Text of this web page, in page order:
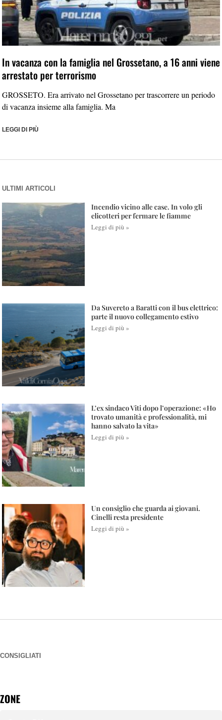
In vacanza con la famiglia nel Grossetano, a 16 anni viene
arrestato per terrorismo
GROSSETO. Era arrivato nel Grossetano per trascorrere un periodo
di vacanza insieme alla famiglia. Ma
LEGGI DI PIÙ
ULTIMI ARTICOLI
Incendio vicino alle case. In volo gli
elicotteri per fermare le fiamme
Leggi di più »
Da Suvereto a Baratti con il bus elettrico:
parte il nuovo collegamento estivo
Leggi di più »
L’ex sindaco Viti dopo l’operazione: «Ho
trovato umanità e professionalità, mi
hanno salvato la vita»
Leggi di più »
Un consiglio che guarda ai giovani.
Cinelli resta presidente
Leggi di più »
CONSIGLIATI
ZONE